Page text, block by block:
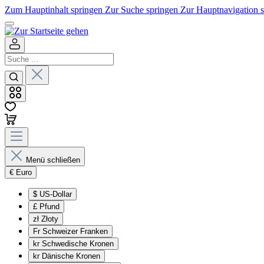
Zum Hauptinhalt springen Zur Suche springen Zur Hauptnavigation
Menü schließen
€ Euro
$ US-Dollar
£ Pfund
zł Złoty
Fr Schweizer Franken
kr Schwedische Kronen
kr Dänische Kronen